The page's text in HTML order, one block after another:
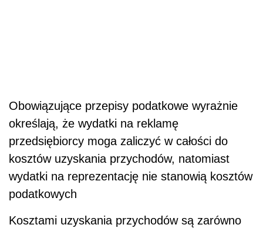
Obowiązujące przepisy podatkowe wyrażnie
określają, że wydatki na reklamę
przedsiębiorcy moga zaliczyć w całości do
kosztów uzyskania przychodów, natomiast
wydatki na reprezentację nie stanowią kosztów
podatkowych
Kosztami uzyskania przychodów są zarówno